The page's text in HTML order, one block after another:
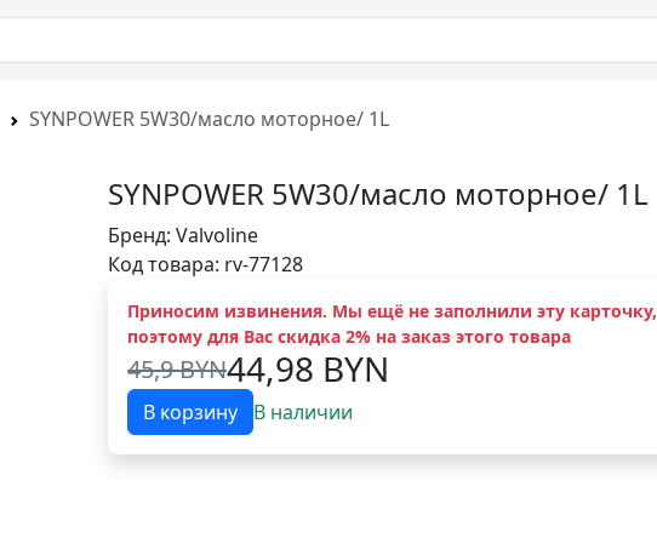
SYNPOWER 5W30/масло моторное/ 1L
SYNPOWER 5W30/масло моторное/ 1L
Бренд: Valvoline
Код товара: rv-77128
Приносим извинения. Мы ещё не заполнили эту карточку,
поэтому для Вас скидка 2% на заказ этого товара
45,9 BYN44,98 BYN
В корзину В наличии